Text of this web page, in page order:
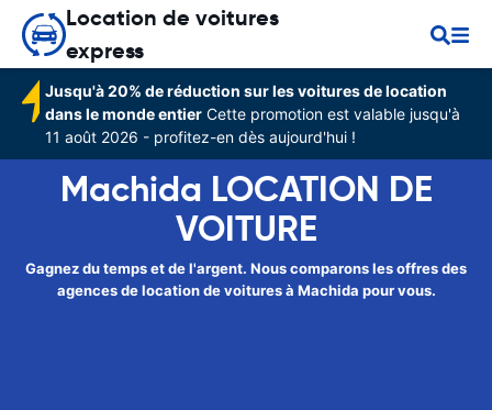
Location de voitures
express
Jusqu'à 20% de réduction sur les voitures de location
dans le monde entier Cette promotion est valable jusqu'à
11 août 2026 - profitez-en dès aujourd'hui !
Machida LOCATION DE
VOITURE
Gagnez du temps et de l'argent. Nous comparons les offres des
agences de location de voitures à Machida pour vous.